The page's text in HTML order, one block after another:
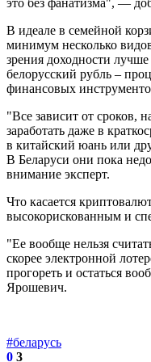
это без фанатизма", —
В идеале в семейной
минимум несколько
зрения доходности
белорусский рубль –
финансовых
"Все зависит от сроков,
заработать даже в
в китайский юань или
В Беларуси они пока
внимание эксперт.
Что касается
высокорискованным и
"Ее вообще нельзя
скорее электронной
прогореть и остаться
Ярошевич.
#беларусь
0 3